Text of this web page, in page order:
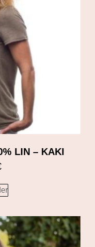
LIN – KAKI